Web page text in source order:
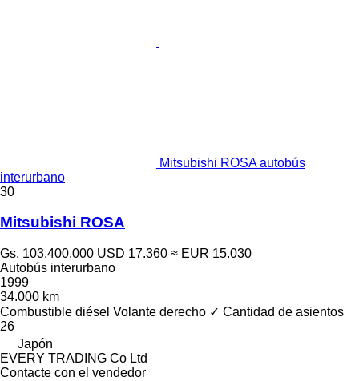
Mitsubishi ROSA autobús
interurbano
30
Mitsubishi ROSA
Gs. 103.400.000 USD 17.360 ≈ EUR 15.030
Autobús interurbano
1999
34.000 km
Combustible diésel Volante derecho ✓ Cantidad de asientos
26
Japón
EVERY TRADING Co Ltd
Contacte con el vendedor